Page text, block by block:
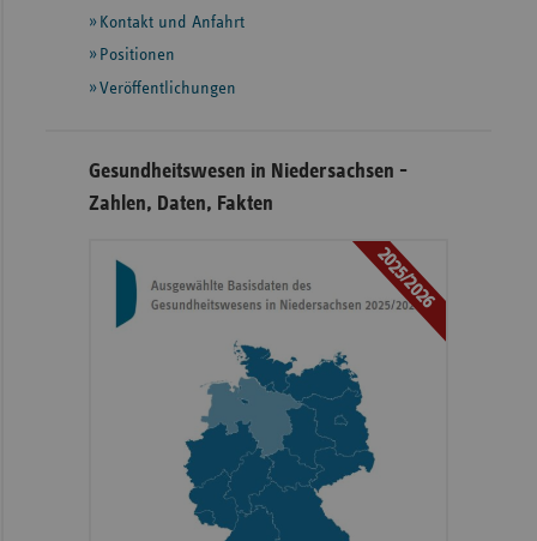
InformationenKontakt und Anfahrt
Positionen
Veröffentlichungen
Gesundheitswesen in Niedersachsen -
Zahlen, Daten, Fakten
2025/2026